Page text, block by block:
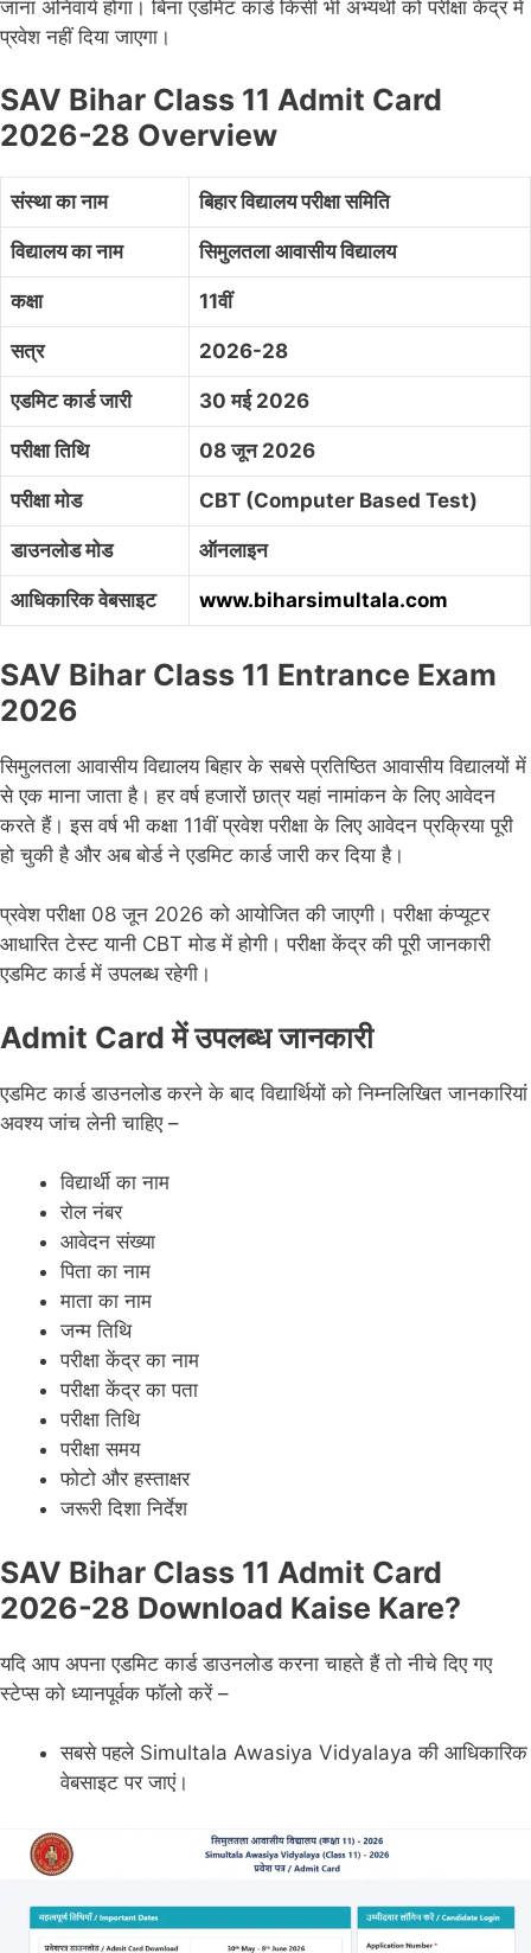
जाना अनिवार्य होगा। बिना एडमिट कार्ड किसी भी अभ्यर्थी को परीक्षा केंद्र में
प्रवेश नहीं दिया जाएगा।
SAV Bihar Class 11 Admit Card
2026-28 Overview
संस्था का नाम बिहार विद्यालय परीक्षा समिति
विद्यालय का नाम सिमुलतला आवासीय विद्यालय
कक्षा 11वीं
सत्र 2026-28
एडमिट कार्ड जारी 30 मई 2026
परीक्षा तिथि 08 जून 2026
परीक्षा मोड CBT (Computer Based Test)
डाउनलोड मोड ऑनलाइन
आधिकारिक वेबसाइट www.biharsimultala.com
SAV Bihar Class 11 Entrance Exam
2026
सिमुलतला आवासीय विद्यालय बिहार के सबसे प्रतिष्ठित आवासीय विद्यालयों में
से एक माना जाता है। हर वर्ष हजारों छात्र यहां नामांकन के लिए आवेदन
करते हैं। इस वर्ष भी कक्षा 11वीं प्रवेश परीक्षा के लिए आवेदन प्रक्रिया पूरी
हो चुकी है और अब बोर्ड ने एडमिट कार्ड जारी कर दिया है।
प्रवेश परीक्षा 08 जून 2026 को आयोजित की जाएगी। परीक्षा कंप्यूटर
आधारित टेस्ट यानी CBT मोड में होगी। परीक्षा केंद्र की पूरी जानकारी
एडमिट कार्ड में उपलब्ध रहेगी।
Admit Card में उपलब्ध जानकारी
एडमिट कार्ड डाउनलोड करने के बाद विद्यार्थियों को निम्नलिखित जानकारियां
अवश्य जांच लेनी चाहिए –
विद्यार्थी का नाम
रोल नंबर
आवेदन संख्या
पिता का नाम
माता का नाम
जन्म तिथि
परीक्षा केंद्र का नाम
परीक्षा केंद्र का पता
परीक्षा तिथि
परीक्षा समय
फोटो और हस्ताक्षर
जरूरी दिशा निर्देश
SAV Bihar Class 11 Admit Card
2026-28 Download Kaise Kare?
यदि आप अपना एडमिट कार्ड डाउनलोड करना चाहते हैं तो नीचे दिए गए
स्टेप्स को ध्यानपूर्वक फॉलो करें –
सबसे पहले Simultala Awasiya Vidyalaya की आधिकारिक
वेबसाइट पर जाएं।